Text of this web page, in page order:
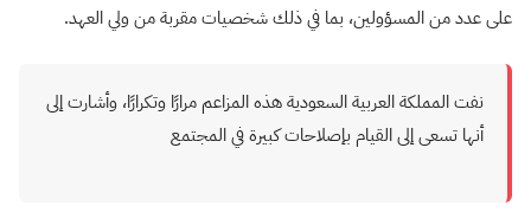
على عدد من المسؤولين، بما في ذلك شخصيات مقربة من ولي العهد.
نفت المملكة العربية السعودية هذه المزاعم مرارًا وتكرارًا، وأشارت إلى
أنها تسعى إلى القيام بإصلاحات كبيرة في المجتمع